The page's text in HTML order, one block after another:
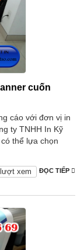
cuốn
cáo với đơn vị in
ty TNHH In Kỹ
thể lựa chọn
ĐỌC TIẾP
xem